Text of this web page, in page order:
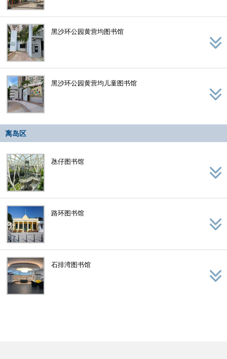
黑沙环公园黄营均图书馆
黑沙环公园黄营均儿童图书馆
离岛区
氹仔图书馆
路环图书馆
石排湾图书馆